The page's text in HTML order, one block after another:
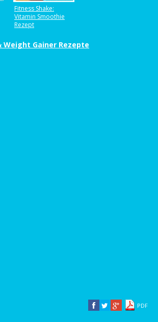
Fitness Shake:
Vitamin Smoothie
Rezept
Weight Gainer Rezepte
PDF